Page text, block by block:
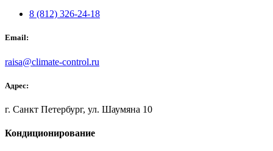
8 (812) 326-24-18
Email:
raisa@climate-control.ru
Адрес:
г. Санкт Петербург, ул. Шаумяна 10
Кондиционирование